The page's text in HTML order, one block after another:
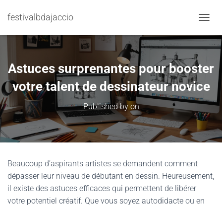
festivalbdajaccio
Astuces surprenantes pour booster
votre talent de dessinateur novice
Published by on
Beaucoup d’aspirants artistes se demandent comment
dépasser leur niveau de débutant en dessin. Heureusement,
il existe des astuces efficaces qui permettent de libérer
votre potentiel créatif. Que vous soyez autodidacte ou en